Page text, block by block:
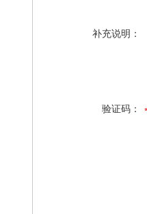
补充说明：
验证码：